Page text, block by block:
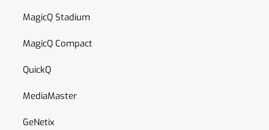
MagicQ Stadium
MagicQ Compact
QuickQ
MediaMaster
GeNetix